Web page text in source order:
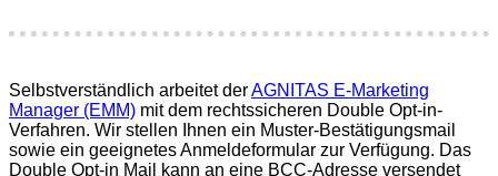
Selbstverständlich arbeitet derAGNITAS E-Marketing
Manager (EMM) mit dem rechtssicheren Double Opt-in-
Verfahren. Wir stellen Ihnen ein Muster-Bestätigungsmail
sowie ein geeignetes Anmeldeformular zur Verfügung. Das
Double Opt-in Mail kann an eine BCC-Adresse versendet